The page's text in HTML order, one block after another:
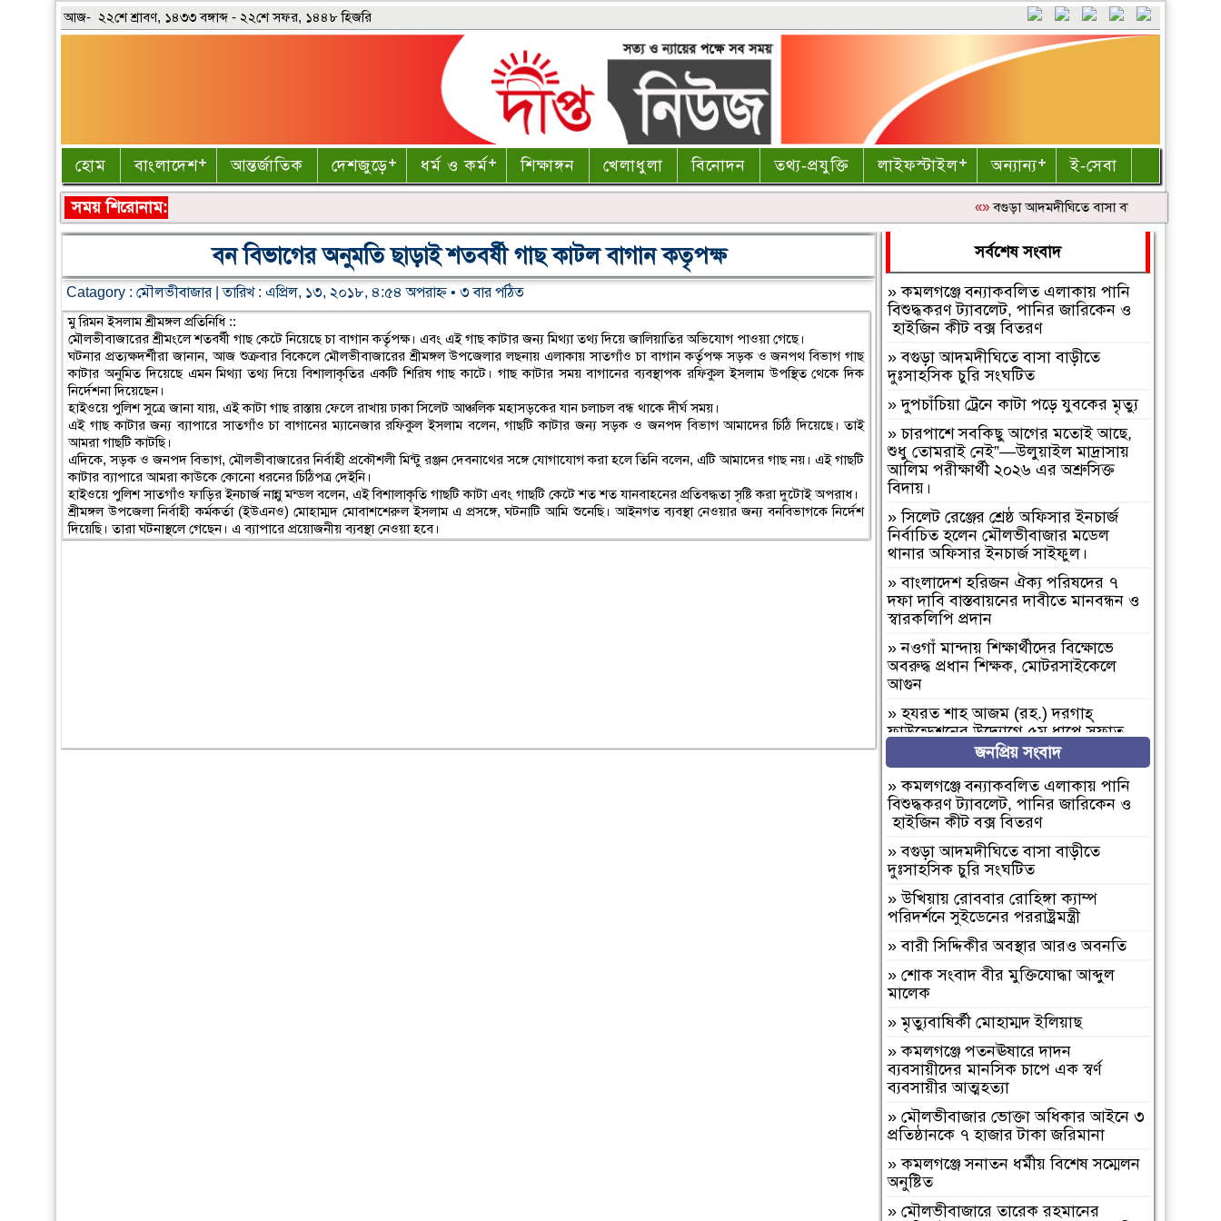
আজ- ২২শে শ্রাবণ, ১৪৩৩ বঙ্গাব্দ - ২২শে সফর, ১৪৪৮ হিজরি
হোম বাংলাদেশ আন্তর্জাতিক দেশজুড়ে ধর্ম ও কর্ম শিক্ষাঙ্গন খেলাধুলা বিনোদন তথ্য-প্রযুক্তি লাইফস্টাইল অন্যান্য ই-সেবা
সময় শিরোনাম: «»বগুড়া আদমদীঘিতে বাসা বাড়ীতে দুঃসাহসিক
বন বিভাগের অনুমতি ছাড়াই শতবর্ষী গাছ কাটল বাগান কতৃপক্ষ
Catagory :মৌলভীবাজার| তারিখ : এপ্রিল, ১৩, ২০১৮, ৪:৫৪ অপরাহ্ণ • ৩ বার পঠিত
মু রিমন ইসলাম শ্রীমঙ্গল প্রতিনিধি ::
মৌলভীবাজারের শ্রীমংলে শতবর্ষী গাছ কেটে নিয়েছে চা বাগান কর্তৃপক্ষ। এবং এই গাছ কাটার জন্য মিথ্যা তথ্য দিয়ে জালিয়াতির অভিযোগ পাওয়া গেছে।
ঘটনার প্রত্যক্ষদর্শীরা জানান, আজ শুক্রবার বিকেলে মৌলভীবাজারের শ্রীমঙ্গল উপজেলার লছনায় এলাকায় সাতগাঁও চা বাগান কর্তৃপক্ষ সড়ক ও জনপথ বিভাগ গাছ
কাটার অনুমিত দিয়েছে এমন মিথ্যা তথ্য দিয়ে বিশালাকৃতির একটি শিরিষ গাছ কাটে। গাছ কাটার সময় বাগানের ব্যবস্থাপক রফিকুল ইসলাম উপস্থিত থেকে দিক
নির্দেশনা দিয়েছেন।
হাইওয়ে পুলিশ সুত্রে জানা যায়, এই কাটা গাছ রাস্তায় ফেলে রাখায় ঢাকা সিলেট আঞ্চলিক মহাসড়কের যান চলাচল বন্ধ থাকে দীর্ঘ সময়।
এই গাছ কাটার জন্য ব্যাপারে সাতগাঁও চা বাগানের ম্যানেজার রফিকুল ইসলাম বলেন, গাছটি কাটার জন্য সড়ক ও জনপদ বিভাগ আমাদের চিঠি দিয়েছে। তাই
আমরা গাছটি কাটছি।
এদিকে, সড়ক ও জনপদ বিভাগ, মৌলভীবাজারের নির্বাহী প্রকৌশলী মিন্টু রঞ্জন দেবনাথের সঙ্গে যোগাযোগ করা হলে তিনি বলেন, এটি আমাদের গাছ নয়। এই গাছটি
কাটার ব্যাপারে আমরা কাউকে কোনো ধরনের চিঠিপত্র দেইনি।
হাইওয়ে পুলিশ সাতগাঁও ফাড়ির ইনচার্জ নান্নু মন্ডল বলেন, এই বিশালাকৃতি গাছটি কাটা এবং গাছটি কেটে শত শত যানবাহনের প্রতিবদ্ধতা সৃষ্টি করা দুটোই অপরাধ।
শ্রীমঙ্গল উপজেলা নির্বাহী কর্মকর্তা (ইউএনও) মোহাম্মদ মোবাশশেরুল ইসলাম এ প্রসঙ্গে, ঘটনাটি আমি শুনেছি। আইনগত ব্যবস্থা নেওয়ার জন্য বনবিভাগকে নির্দেশ
দিয়েছি। তারা ঘটনাস্থলে গেছেন। এ ব্যাপারে প্রয়োজনীয় ব্যবস্থা নেওয়া হবে।
সর্বশেষ সংবাদ
»কমলগঞ্জে বন্যাকবলিত এলাকায় পানি
বিশুদ্ধকরণ ট্যাবলেট, পানির জারিকেন ও
হাইজিন কীট বক্স বিতরণ
»বগুড়া আদমদীঘিতে বাসা বাড়ীতে
দুঃসাহসিক চুরি সংঘটিত
»দুপচাঁচিয়া ট্রেনে কাটা পড়ে যুবকের মৃত্যু
»চারপাশে সবকিছু আগের মতোই আছে,
শুধু তোমরাই নেই”—উলুয়াইল মাদ্রাসায়
আলিম পরীক্ষার্থী ২০২৬ এর অশ্রুসিক্ত
বিদায়।
»সিলেট রেঞ্জের শ্রেষ্ঠ অফিসার ইনচার্জ
নির্বাচিত হলেন মৌলভীবাজার মডেল
থানার অফিসার ইনচার্জ সাইফুল।
»বাংলাদেশ হরিজন ঐক্য পরিষদের ৭
দফা দাবি বাস্তবায়নের দাবীতে মানবন্ধন ও
স্বারকলিপি প্রদান
»নওগাঁ মান্দায় শিক্ষার্থীদের বিক্ষোভে
অবরুদ্ধ প্রধান শিক্ষক, মোটরসাইকেলে
আগুন
»হযরত শাহ আজম (রহ.) দরগাহ্
ফাউন্ডেশনের উদ্যোগে ৫ম ধাপে সফাত
আলী সিনিয়র ফাজিল ডিগ্রি মাদ্রাসায়
বৃক্ষরোপণ কর্মসূচি সম্পন্ন
»নওগাঁ পত্নীতলা ব্যাটালিয়নের অভিযানে,
কষ্টি পাথরের বিষ্ণু মূর্তি উদ্ধার
»চট্টগ্রাম নাগরিক ফোরামের
প্রতিষ্ঠাবার্ষিকীতে ব‍্যারিস্টার মনোয়ার-
চট্টগ্রামের পরিকল্পিত উন্নয়নে নাগরিক
ফোরাম কাজ করে যাবে
» বৈষম্যবিরোধী ছাত্র আন্দোলনে হামলার
মামলায় ফটিকছড়ি পৌর আওয়ামী লীগ
নেতা নুরুল আজম গ্রেপ্তার
»চারপাশে সবকিছু আগের মতোই আছে,
শুধু তোমরাই নেই”—উলুয়াইল মাদ্রাসায়
আলিম পরীক্ষার্থীদের অশ্রুসিক্ত বিদায়।
» জালালাবাদ এসোসিয়েশনের নির্বাচনে
সর্বোচ্চ ভোটে সদস্য নির্বাচিত ব্যারিস্টার
ফয়েজ উদ্দিন আহমদ
»শেরপুরে অবৈধ ভারতীয় পণ্যের চালান
জব্দ, গ্রেপ্তার- ৩ : অধরাই মূলহোতারা
» বই পড়ি, মন গড়ি শ্লোগানে ২৫ হাজার
শিক্ষার্থীকে নিয়ে চলছে তিন ধাপের বইপড়া
উৎসব
জনপ্রিয় সংবাদ
»কমলগঞ্জে বন্যাকবলিত এলাকায় পানি
বিশুদ্ধকরণ ট্যাবলেট, পানির জারিকেন ও
হাইজিন কীট বক্স বিতরণ
»বগুড়া আদমদীঘিতে বাসা বাড়ীতে
দুঃসাহসিক চুরি সংঘটিত
»উখিয়ায় রোববার রোহিঙ্গা ক্যাম্প
পরিদর্শনে সুইডেনের পররাষ্ট্রমন্ত্রী
»বারী সিদ্দিকীর অবস্থার আরও অবনতি
»শোক সংবাদ বীর মুক্তিযোদ্ধা আব্দুল
মালেক
»মৃত্যুবাষির্কী মোহাম্মদ ইলিয়াছ
»কমলগঞ্জে পতনঊষারে দাদন
ব্যবসায়ীদের মানসিক চাপে এক স্বর্ণ
ব্যবসায়ীর আত্মহত্যা
»মৌলভীবাজার ভোক্তা অধিকার আইনে ৩
প্রতিষ্ঠানকে ৭ হাজার টাকা জরিমানা
»কমলগঞ্জে সনাতন ধর্মীয় বিশেষ সম্মেলন
অনুষ্টিত
»মৌলভীবাজারে তারেক রহমানের